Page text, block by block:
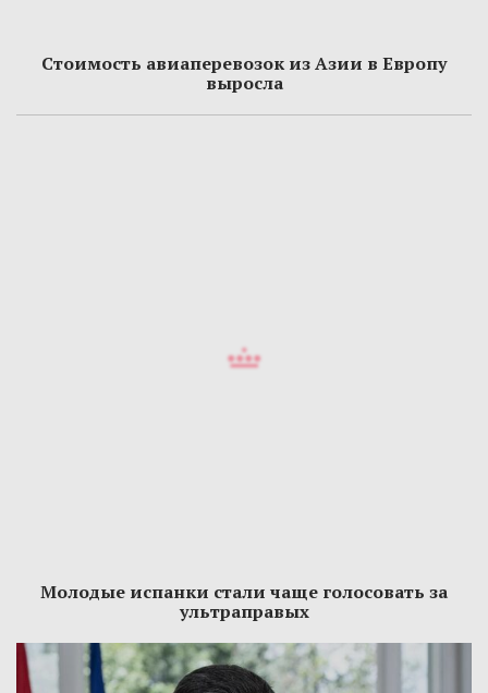
Стоимость авиаперевозок из Азии в Европу
выросла
Молодые испанки стали чаще голосовать за
ультраправых